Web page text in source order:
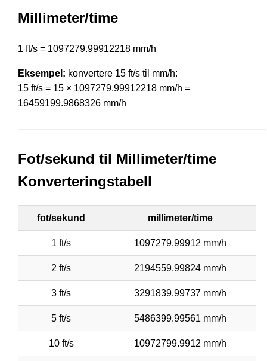
Millimeter/time
1 ft/s = 1097279.99912218 mm/h
Eksempel: konvertere 15 ft/s til mm/h:
15 ft/s = 15 × 1097279.99912218 mm/h =
16459199.9868326 mm/h
Fot/sekund til Millimeter/time
Konverteringstabell
fot/sekund millimeter/time
1 ft/s 1097279.99912 mm/h
2 ft/s 2194559.99824 mm/h
3 ft/s 3291839.99737 mm/h
5 ft/s 5486399.99561 mm/h
10 ft/s 10972799.9912 mm/h